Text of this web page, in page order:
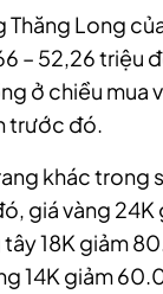
Long
– 52,26 triệu
ở chiều mua
trước đó.
khác trong
giá vàng
18K giảm
14K giảm